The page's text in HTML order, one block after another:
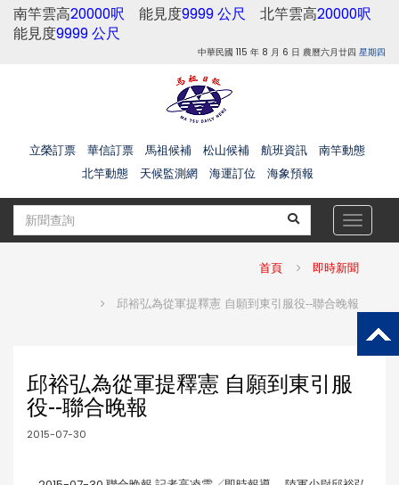
南竿雲高20000呎 能見度9999 公尺 北竿雲高20000呎
能見度9999 公尺
中華民國 115 年 8 月 6 日 農曆六月廿四 星期四
立榮訂票 華信訂票 馬祖候補 松山候補 航班資訊
南竿動態
北竿動態
天候監測網 海運訂位 海象預報
Toggle
首頁 即時新聞
邱裕弘為從軍提釋憲 自願到東引服役--聯合晚報
邱裕弘為從軍提釋憲 自願到東引服
役--聯合晚報
2015-07-30